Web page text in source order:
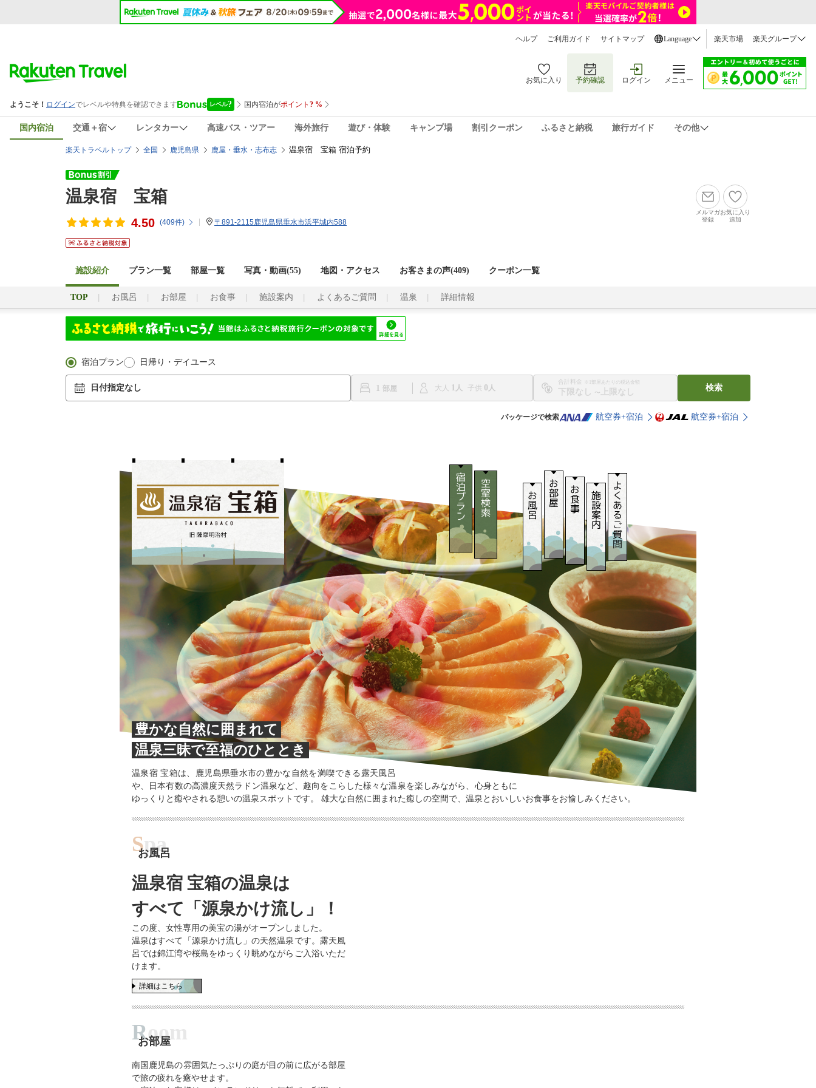
ヘルプ ご利用ガイド サイトマップ Language 楽天市場 楽天グループ
お気に入り 予約確認 ログイン メニュー
国内宿泊 交通＋宿 レンタカー 高速バス・ツアー 海外旅行 遊び・体験 キャンプ場 割引クーポン ふるさと納税 旅行ガイド その他
楽天トラベルトップ 全国 鹿児島県 鹿屋・垂水・志布志 温泉宿 宝箱 宿泊予約
温泉宿 宝箱
4.50 (409件) 〒891-2115鹿児島県垂水市浜平城内588
メルマガ
登録
お気に入り
追加
施設紹介 プラン一覧 部屋一覧 写真・動画(55) 地図・アクセス お客さまの声(409) クーポン一覧
TOP お風呂 お部屋 お食事 施設案内 よくあるご質問 温泉 詳細情報
宿泊プラン 日帰り・デイユース
日付指定なし 1 大人 1 子供 0
合計料金 ※1部屋あたりの税込金額
〜
検索
パッケージで検索 航空券+宿泊 航空券+宿泊
宿泊
プラ
ン
空室
お部
お食
事
施設
案内
よく
豊かな自然に囲まれて
温泉三昧で至福のひととき
温泉宿 宝箱は、鹿児島県垂水市の豊かな自然を満喫できる露天風呂
や、日本有数の高濃度天然ラドン温泉など、趣向をこらした様々な温泉を楽しみながら、心身ともに
ゆっくりと癒やされる憩いの温泉スポットです。 雄大な自然に囲まれた癒しの空間で、温泉とおいしいお食事をお愉しみください。
お風呂
Spa
温泉宿 宝箱の温泉は
すべて「源泉かけ流し」！
この度、女性専用の美宝の湯がオープンしました。
温泉はすべて「源泉かけ流し」の天然温泉です。露天風
呂では錦江湾や桜島をゆっくり眺めながらご入浴いただ
けます。
詳細はこちら
お部屋
Room
南国鹿児島の雰囲気たっぷりの庭が目の前に広がる部屋
で旅の疲れを癒やせます。